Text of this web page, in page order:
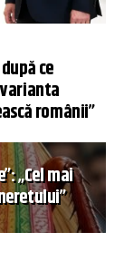
ce
românii”
„Cel mai